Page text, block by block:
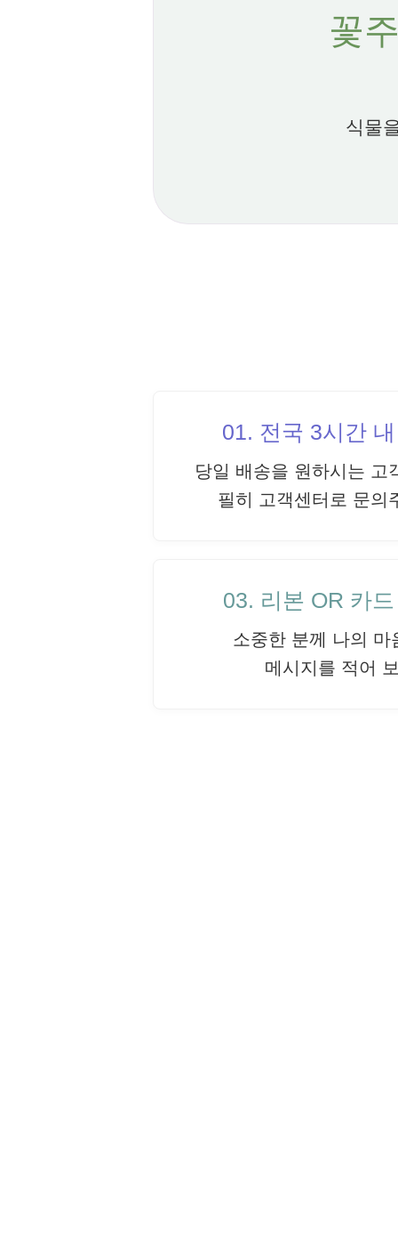
꽃
식물
01. 전국 3시간
당일 배송을 원하시는 고
필히 고객센터로 문의
03. 리본 OR 카
소중한 분께 나의 마
메시지를 적어